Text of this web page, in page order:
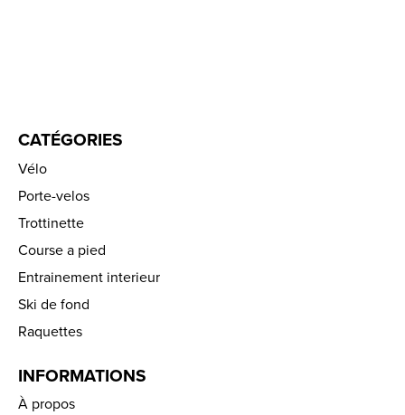
CATÉGORIES
Vélo
Porte-velos
Trottinette
Course a pied
Entrainement interieur
Ski de fond
Raquettes
INFORMATIONS
À propos